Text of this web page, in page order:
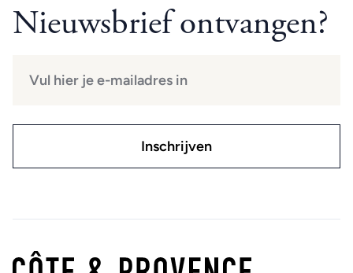
Nieuwsbrief ontvangen?